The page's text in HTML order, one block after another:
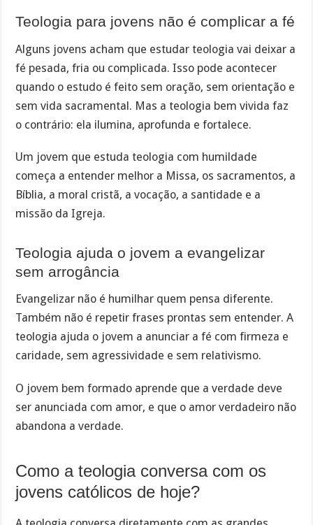
Teologia para jovens não é complicar a fé
Alguns jovens acham que estudar teologia vai deixar a
fé pesada, fria ou complicada. Isso pode acontecer
quando o estudo é feito sem oração, sem orientação e
sem vida sacramental. Mas a teologia bem vivida faz
o contrário: ela ilumina, aprofunda e fortalece.
Um jovem que estuda teologia com humildade
começa a entender melhor a Missa, os sacramentos, a
Bíblia, a moral cristã, a vocação, a santidade e a
missão da Igreja.
Teologia ajuda o jovem a evangelizar
sem arrogância
Evangelizar não é humilhar quem pensa diferente.
Também não é repetir frases prontas sem entender. A
teologia ajuda o jovem a anunciar a fé com firmeza e
caridade, sem agressividade e sem relativismo.
O jovem bem formado aprende que a verdade deve
ser anunciada com amor, e que o amor verdadeiro não
abandona a verdade.
Como a teologia conversa com os
jovens católicos de hoje?